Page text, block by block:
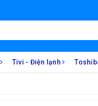
Tivi - Điện lạnh